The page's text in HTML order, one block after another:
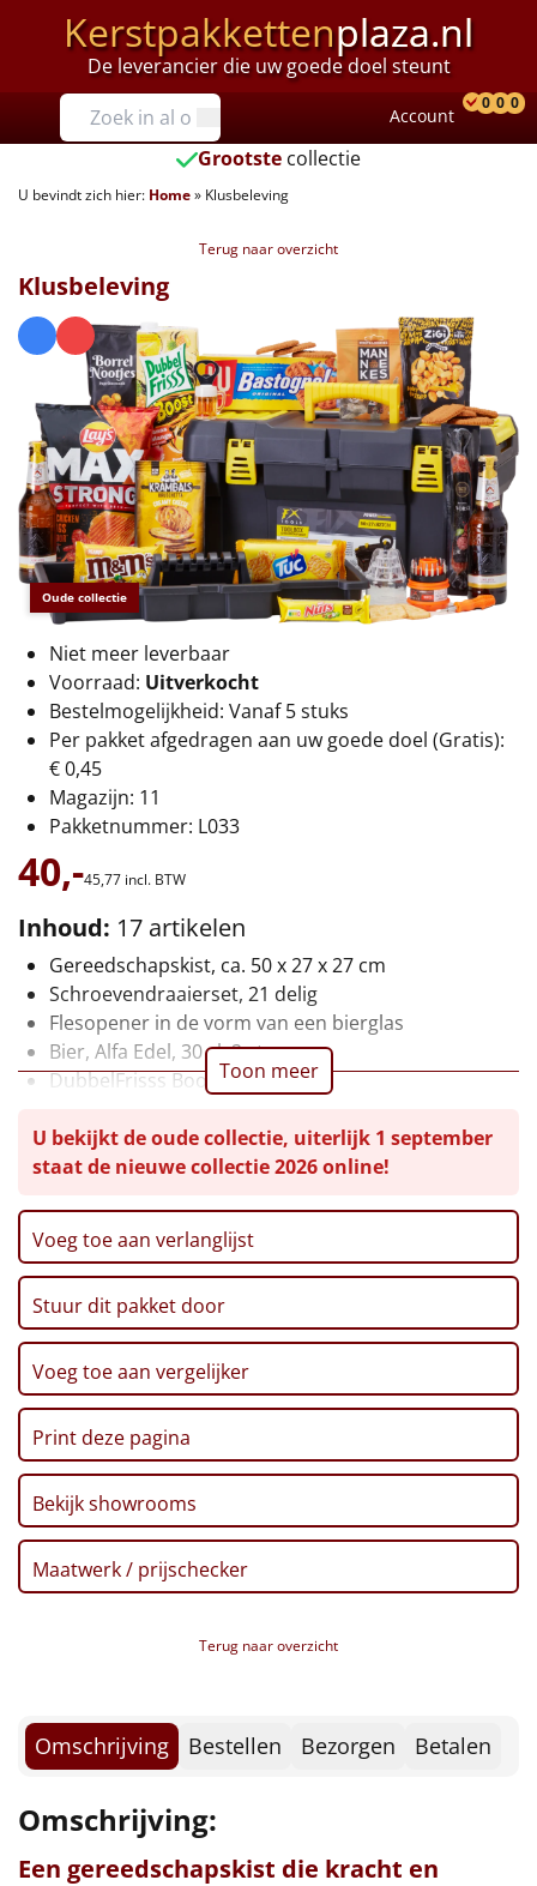
Kerstpakkettenplaza.nl
De leverancier die uw goede doel steunt
Prijzen
Tot €25
€25 tot €35
€40 tot €45
€45 tot €50
€50 tot €55
€55 tot €75
€75 tot €100
€100 en hoger
Alle kerstpakketten 2026
Thema
Origineel
Rituals
Luxe
Mannen
Vrouwen
Duurzaam
Goedkope
Uniek
Artikel
Hitster NIEUW
Pizzarette
Tas
Wake up light
NIEUW
Slowcooker POPULAIR
Deken (fleece plaid)
Account
0 0 0
Grootste collectie
U bevindt zich hier: Home» Klusbeleving
Terug naar overzicht
Oude collectie
Klusbeleving
Niet meer leverbaar
Voorraad: Uitverkocht
Bestelmogelijkheid: Vanaf 5 stuks
Per pakket afgedragen aan uw goede doel (Gratis):
€ 0,45
Magazijn: 11
Pakketnummer: L033
40,-45,77 incl. BTW
Inhoud: 17 artikelen
Gereedschapskist, ca. 50 x 27 x 27 cm
Schroevendraaierset, 21 delig
Flesopener in de vorm van een bierglas
Bier, Alfa Edel, 30 cl, 2 st
DubbelFrisss Boost, 1,5 ltr
M&M's pinda, 45 gr
Mannekes drop, 100 gr
Krambals bruschetta, 70 gr
Chips, Lay's MAX, 150 gr
TUC crackers, 100 gr
Borrelworst, 80 gr
Borrelnootjes, 70 gr
Het geheel wordt verpakt in de gereedschapskist
Toon meer
U bekijkt de oude collectie, uiterlijk 1 september
staat de nieuwe collectie 2026 online!
Voeg toe aan verlanglijst
Stuur dit pakket door
Voeg toe aan vergelijker
Print deze pagina
Bekijk showrooms
Maatwerk / prijschecker
Terug naar overzicht
Omschrijving Bestellen Bezorgen Betalen
Omschrijving:
Een gereedschapskist die kracht en